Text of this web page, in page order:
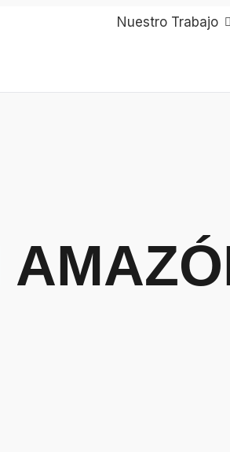
Nuestro Trabajo